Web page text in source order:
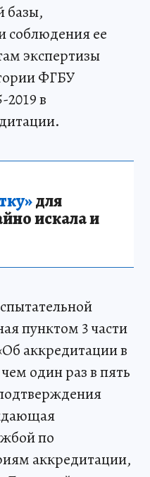
базы,
соблюдения ее
экспертизы
ФГБУ
в
для
искала и
пунктом 3 части
аккредитации в
один раз в пять
по
аккредитации,